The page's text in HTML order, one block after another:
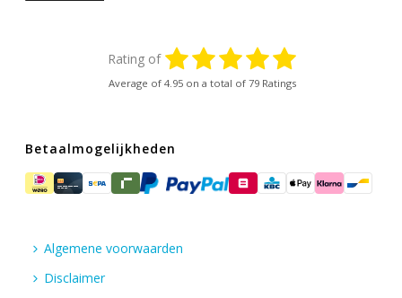
Rating of
Average of 4.95 on a total of 79 Ratings
Betaalmogelijkheden
Algemene voorwaarden
Disclaimer